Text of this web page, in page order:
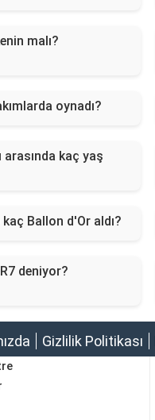
malı?
oynadı?
arasında kaç yaş
Ballon d'Or aldı?
deniyor?
Gizlilik Politikası